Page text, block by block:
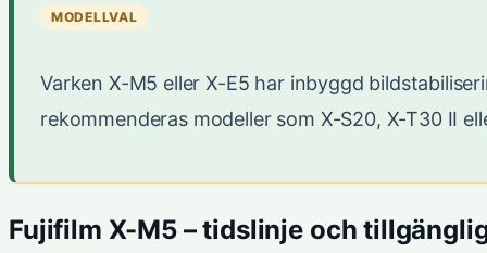
MODELLVAL
Varken X-M5 eller X-E5 har inbyggd
rekommenderas modeller som X-S20, X-T30 II
Fujifilm X-M5 – tidslinje och